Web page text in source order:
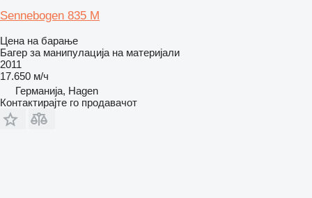
Sennebogen 835 M
Цена на барање
Багер за манипулација на материјали
2011
17.650 м/ч
Германија, Hagen
Контактирајте го продавачот